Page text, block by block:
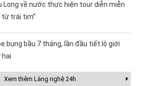
Long về nước thực hiện tour diễn miễn
từ trái tim”
bụng bầu 7 tháng, lần đầu tiết lộ giới
hai
Xem thêm Làng nghệ 24h